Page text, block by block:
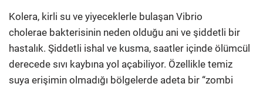
Kolera, kirli su ve yiyeceklerle bulaşan Vibrio
cholerae bakterisinin neden olduğu ani ve şiddetli bir
hastalık. Şiddetli ishal ve kusma, saatler içinde ölümcül
derecede sıvı kaybına yol açabiliyor. Özellikle temiz
suya erişimin olmadığı bölgelerde adeta bir “zombi